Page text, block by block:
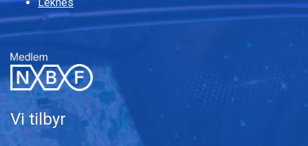
Vi tilbyr